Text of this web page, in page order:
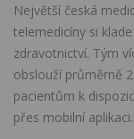
Největší česká
telemedicíny si
zdravotnictví. Tým
obslouží průměrně
pacientům k
přes mobilní aplikaci.